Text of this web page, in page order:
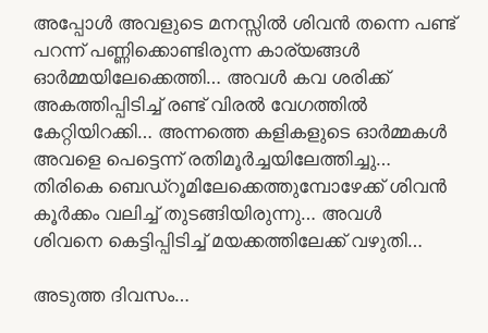
അപ്പോൾ അവളുടെ മനസ്സിൽ ശിവൻ തന്നെ പണ്ട്
പറന്ന് പണ്ണിക്കൊണ്ടിരുന്ന കാര്യങ്ങൾ
ഓർമ്മയിലേക്കെത്തി… അവൾ കവ ശരിക്ക്
അകത്തിപ്പിടിച്ച് രണ്ട് വിരൽ വേഗത്തിൽ
കേറ്റിയിറക്കി… അന്നത്തെ കളികളുടെ ഓർമ്മകൾ
അവളെ പെട്ടെന്ന് രതിമൂർച്ചയിലേത്തിച്ചു…
തിരികെ ബെഡ്റൂമിലേക്കെത്തുമ്പോഴേക്ക് ശിവൻ
കൂർക്കം വലിച്ച് തുടങ്ങിയിരുന്നു… അവൾ
ശിവനെ കെട്ടിപ്പിടിച്ച് മയക്കത്തിലേക്ക് വഴുതി…
അടുത്ത ദിവസം…